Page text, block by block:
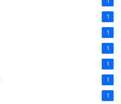
1
1
1
1
1
1